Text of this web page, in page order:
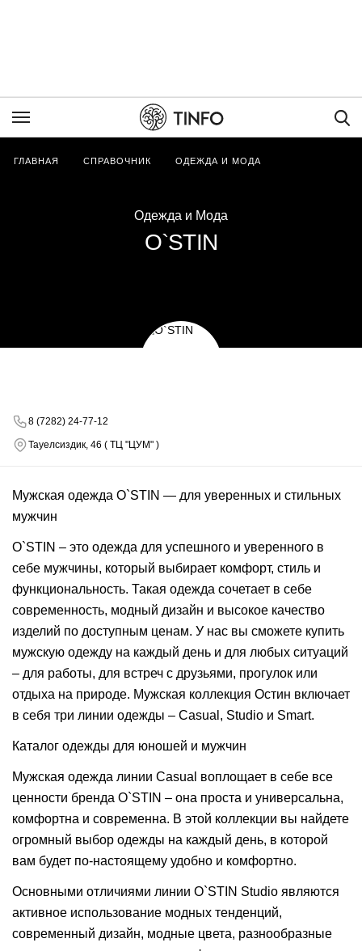
ГЛАВНАЯ СПРАВОЧНИК ОДЕЖДА И МОДА
Одежда и Мода
O`STIN
8 (7282) 24-77-12
Тауелсиздик, 46 ( ТЦ "ЦУМ" )
Мужская одежда O`STIN — для уверенных и стильных
мужчин
O`STIN – это одежда для успешного и уверенного в
себе мужчины, который выбирает комфорт, стиль и
функциональность. Такая одежда сочетает в себе
современность, модный дизайн и высокое качество
изделий по доступным ценам. У нас вы сможете купить
мужскую одежду на каждый день и для любых ситуаций
– для работы, для встреч с друзьями, прогулок или
отдыха на природе. Мужская коллекция Остин включает
в себя три линии одежды – Casual, Studio и Smart.
Каталог одежды для юношей и мужчин
Мужская одежда линии Casual воплощает в себе все
ценности бренда O`STIN – она проста и универсальна,
комфортна и современна. В этой коллекции вы найдете
огромный выбор одежды на каждый день, в которой
вам будет по-настоящему удобно и комфортно.
Основными отличиями линии O`STIN Studio являются
активное использование модных тенденций,
современный дизайн, модные цвета, разнообразные